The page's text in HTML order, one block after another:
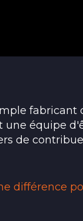
fabricant
une équipe
de
différence